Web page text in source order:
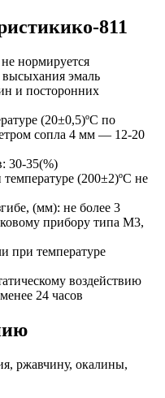
811
нормируется
эмаль
и посторонних
(20±0,5)ºС по
сопла 4 мм — 12-20
30-35(%)
(200±2)ºС не
(мм): не более 3
прибору типа М3,
при температуре
воздействию
24 часов
ржавчину, окалины,